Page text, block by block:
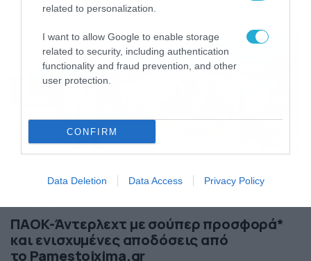
related to personalization.
I want to allow Google to enable storage
related to security, including authentication
functionality and fraud prevention, and other
user protection.
CONFIRM
Data Deletion Data Access Privacy Policy
ΠΑΟΚ-Άντερλεχτ με σούπερ προσφορά*
και ενισχυμένες αποδόσεις από
το Pamestoixima.gr